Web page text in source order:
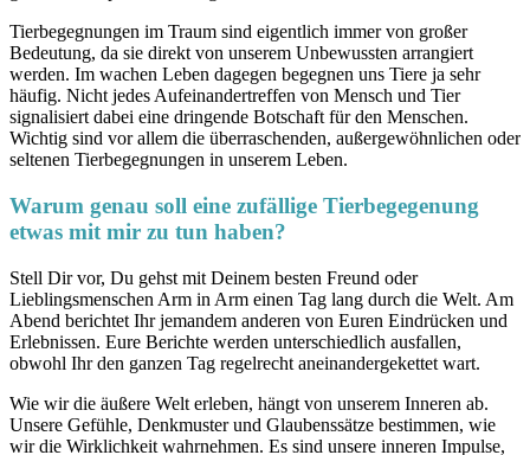
Tierbegegnungen im Traum sind eigentlich immer von großer
Bedeutung, da sie direkt von unserem Unbewussten arrangiert
werden. Im wachen Leben dagegen begegnen uns Tiere ja sehr
häufig. Nicht jedes Aufeinandertreffen von Mensch und Tier
signalisiert dabei eine dringende Botschaft für den Menschen.
Wichtig sind vor allem die überraschenden, außergewöhnlichen oder
seltenen Tierbegegnungen in unserem Leben.
Warum genau soll eine zufällige Tierbegegenung
etwas mit mir zu tun haben?
Stell Dir vor, Du gehst mit Deinem besten Freund oder
Lieblingsmenschen Arm in Arm einen Tag lang durch die Welt. Am
Abend berichtet Ihr jemandem anderen von Euren Eindrücken und
Erlebnissen. Eure Berichte werden unterschiedlich ausfallen,
obwohl Ihr den ganzen Tag regelrecht aneinandergekettet wart.
Wie wir die äußere Welt erleben, hängt von unserem Inneren ab.
Unsere Gefühle, Denkmuster und Glaubenssätze bestimmen, wie
wir die Wirklichkeit wahrnehmen. Es sind unsere inneren Impulse,